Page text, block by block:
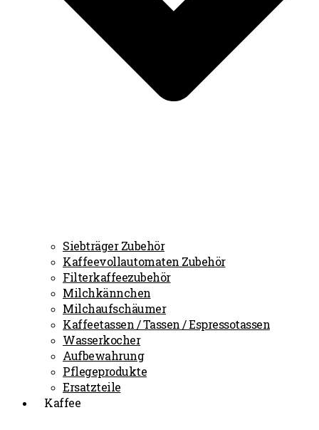
Siebträger Zubehör
Kaffeevollautomaten Zubehör
Filterkaffeezubehör
Milchkännchen
Milchaufschäumer
Kaffeetassen / Tassen / Espressotassen
Wasserkocher
Aufbewahrung
Pflegeprodukte
Ersatzteile
Kaffee